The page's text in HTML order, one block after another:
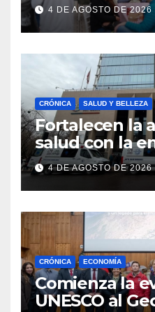
impacto en la
4 DE AGOSTO DE 2026
CRÓNICA SALUD Y BELLEZA
Fortalecen la
salud con la
nuevas
Cauquenes y
4 DE AGOSTO DE 2026
CRÓNICA ECONOMÍA
Comienza la
UNESCO al